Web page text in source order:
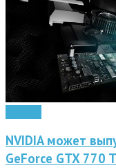
NVIDIA может
GeForce GTX 770